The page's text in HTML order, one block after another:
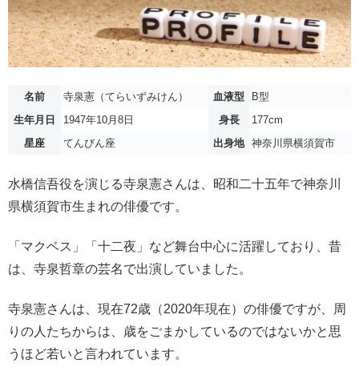
名前 寺泉憲（てらいずみけん） 血液型
B型
生年月日
1947年10月8日 身長
177cm
星座
てんびん座 出身地 神奈川県横須賀市
水橋信吾役を演じる寺泉憲さんは、昭和二十五年で神奈川
県横須賀市生まれの俳優です。
「マクベス」「十二夜」など舞台中心に活躍しており、昔
は、寺泉哲章の芸名で出演していました。
寺泉憲さんは、現在72歳（2020年現在）の俳優ですが、周
りの人たちからは、歳をごまかしているのではないかと思
うほど若いと言われています。